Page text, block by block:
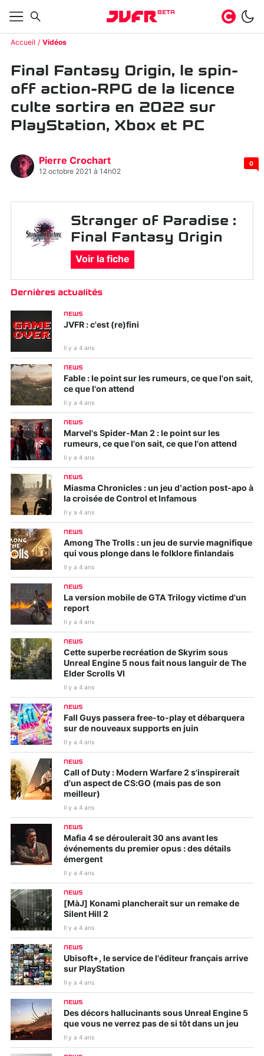
BETA
Accueil Vidéos
Final Fantasy Origin, le spin-
off action-RPG de la licence
culte sortira en 2022 sur
PlayStation, Xbox et PC
Pierre Crochart
12 octobre 2021 à 14h02
0
Stranger of Paradise :
Final Fantasy Origin
Voir la fiche
Dernières actualités
NEWS
JVFR : c'est (re)fini
Il y a 4 ans
NEWS
Fable : le point sur les rumeurs, ce que l'on sait,
ce que l'on attend
Il y a 4 ans
NEWS
Marvel's Spider-Man 2 : le point sur les
rumeurs, ce que l'on sait, ce que l'on attend
Il y a 4 ans
NEWS
Miasma Chronicles : un jeu d’action post-apo à
la croisée de Control et Infamous
Il y a 4 ans
NEWS
Among The Trolls : un jeu de survie magnifique
qui vous plonge dans le folklore finlandais
Il y a 4 ans
NEWS
La version mobile de GTA Trilogy victime d'un
report
Il y a 4 ans
NEWS
Cette superbe recréation de Skyrim sous
Unreal Engine 5 nous fait nous languir de The
Elder Scrolls VI
Il y a 4 ans
NEWS
Fall Guys passera free-to-play et débarquera
sur de nouveaux supports en juin
Il y a 4 ans
NEWS
Call of Duty : Modern Warfare 2 s'inspirerait
d'un aspect de CS:GO (mais pas de son
meilleur)
Il y a 4 ans
NEWS
Mafia 4 se déroulerait 30 ans avant les
événements du premier opus : des détails
émergent
Il y a 4 ans
NEWS
[MàJ] Konami plancherait sur un remake de
Silent Hill 2
Il y a 4 ans
NEWS
Ubisoft+, le service de l'éditeur français arrive
sur PlayStation
Il y a 4 ans
NEWS
Des décors hallucinants sous Unreal Engine 5
que vous ne verrez pas de si tôt dans un jeu
Il y a 4 ans